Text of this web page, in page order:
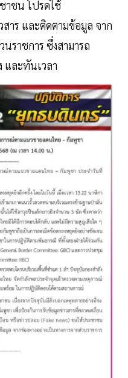
าชน โปรดใช้
าร และติดตามข้อมูล จาก
นราชการ ซึ่งสามารถ
และทันเวลา